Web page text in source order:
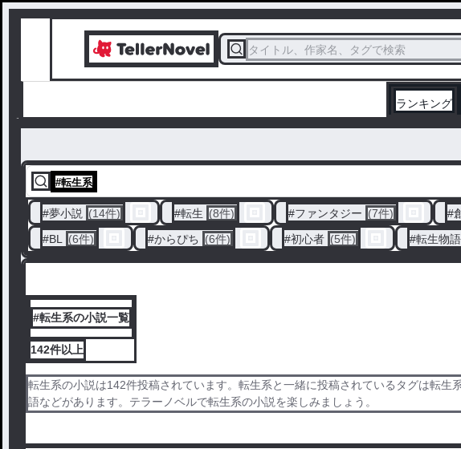
タイトル、作家名、タグで検索
ランキング
#転生系
#夢小説 (14件) #転生 (8件) #ファンタジー (7件) #
#BL (6件) #からぴち (6件) #初心者 (5件) #転生物語
#転生系の小説一覧
142件以上
転生系の小説は142件投稿されています。転生系と一緒に投稿されているタグは転
語などがあります。テラーノベルで転生系の小説を楽しみましょう。